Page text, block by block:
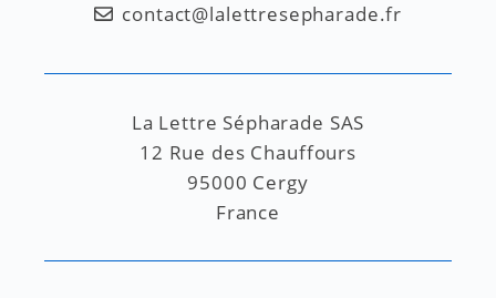
contact@lalettresepharade.fr
La Lettre Sépharade SAS
12 Rue des Chauffours
95000 Cergy
France